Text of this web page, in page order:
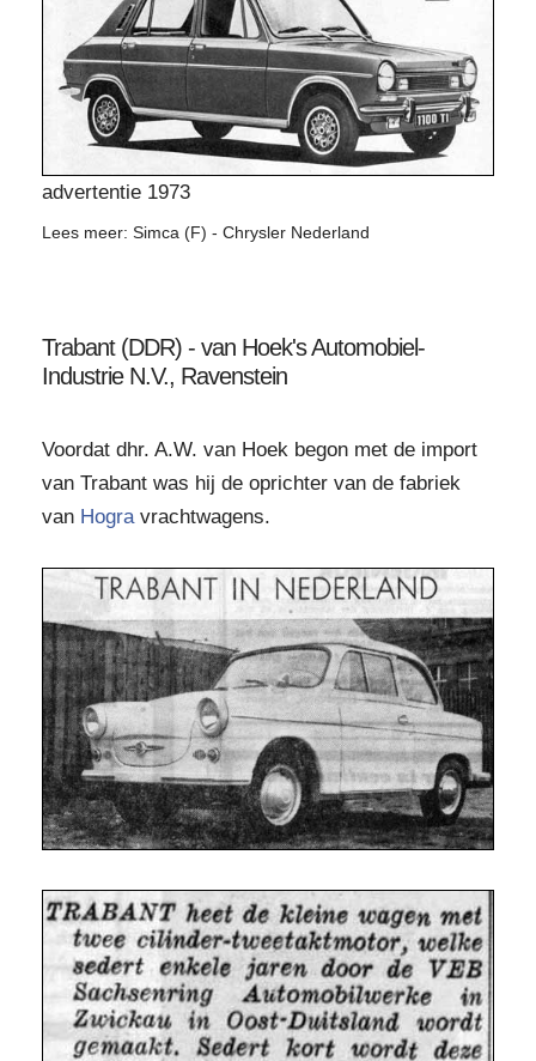
advertentie 1973
Lees meer: Simca (F) - Chrysler Nederland
Trabant (DDR) - van Hoek's Automobiel-
Industrie N.V., Ravenstein
Voordat dhr. A.W. van Hoek begon met de import
van Trabant was hij de oprichter van de fabriek
van Hogra vrachtwagens.